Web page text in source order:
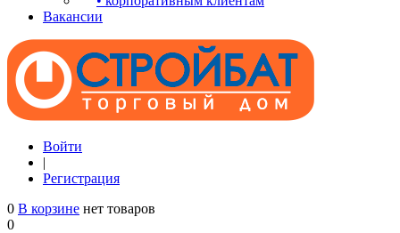
Вакансии
Войти
|
Регистрация
0 В корзине нет товаров
0